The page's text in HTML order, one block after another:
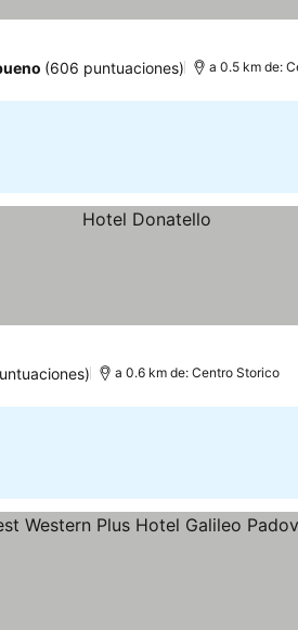
(606 puntuaciones) a 0.5 km de:
a 0.6 km de: Centro Storico